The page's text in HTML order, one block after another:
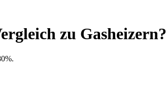
zu Gasheizern?